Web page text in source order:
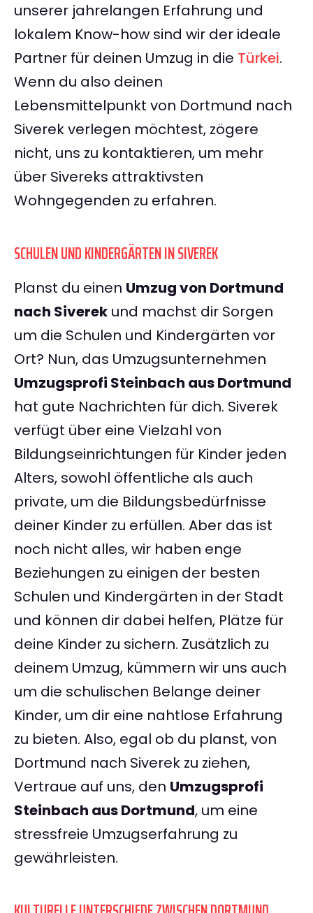
unserer jahrelangen Erfahrung und
lokalem Know-how sind wir der ideale
Partner für deinen Umzug in die Türkei.
Wenn du also deinen
Lebensmittelpunkt von Dortmund nach
Siverek verlegen möchtest, zögere
nicht, uns zu kontaktieren, um mehr
über Sivereks attraktivsten
Wohngegenden zu erfahren.
SCHULEN UND KINDERGÄRTEN IN SIVEREK
Planst du einen Umzug von Dortmund
nach Siverek und machst dir Sorgen
um die Schulen und Kindergärten vor
Ort? Nun, das Umzugsunternehmen
Umzugsprofi Steinbach aus Dortmund
hat gute Nachrichten für dich. Siverek
verfügt über eine Vielzahl von
Bildungseinrichtungen für Kinder jeden
Alters, sowohl öffentliche als auch
private, um die Bildungsbedürfnisse
deiner Kinder zu erfüllen. Aber das ist
noch nicht alles, wir haben enge
Beziehungen zu einigen der besten
Schulen und Kindergärten in der Stadt
und können dir dabei helfen, Plätze für
deine Kinder zu sichern. Zusätzlich zu
deinem Umzug, kümmern wir uns auch
um die schulischen Belange deiner
Kinder, um dir eine nahtlose Erfahrung
zu bieten. Also, egal ob du planst, von
Dortmund nach Siverek zu ziehen,
Vertraue auf uns, den Umzugsprofi
Steinbach aus Dortmund, um eine
stressfreie Umzugserfahrung zu
gewährleisten.